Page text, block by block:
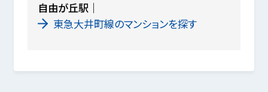
自由が丘駅
東急大井町線のマンションを探す